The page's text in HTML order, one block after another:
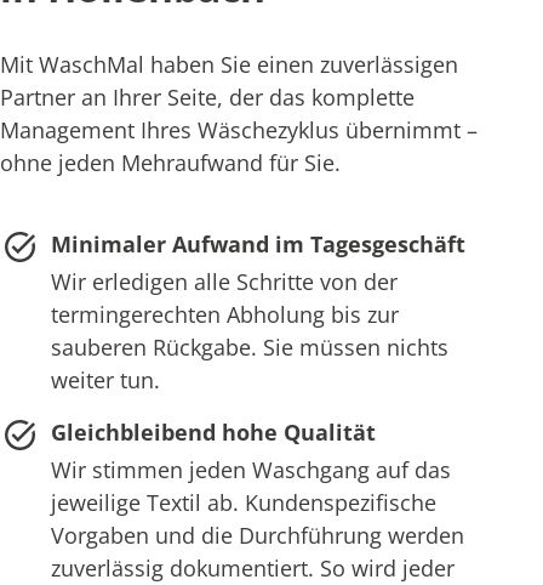
Mit WaschMal haben Sie einen zuverlässigen
Partner an Ihrer Seite, der das komplette
Management Ihres Wäschezyklus übernimmt –
ohne jeden Mehraufwand für Sie.
Minimaler Aufwand im Tagesgeschäft
Wir erledigen alle Schritte von der
termingerechten Abholung bis zur
sauberen Rückgabe. Sie müssen nichts
weiter tun.
Gleichbleibend hohe Qualität
Wir stimmen jeden Waschgang auf das
jeweilige Textil ab. Kundenspezifische
Vorgaben und die Durchführung werden
zuverlässig dokumentiert. So wird jeder